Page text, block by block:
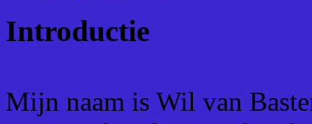
Introductie
Mijn naam is Wil van